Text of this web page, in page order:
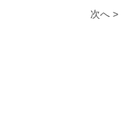
次へ >